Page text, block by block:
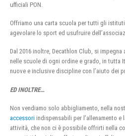
ufficiali PON.
Offriamo una carta scuola per tutti gli
agevolare lo sport ed usufruire
Dal 2016 inoltre, Decathlon Club, si
nelle scuole di ogni ordine e grado, in tutta
nuove e inclusive discipline con l’aiuto dei
ED INOLTRE…
Non vendiamo solo abbigliamento, nella
accessori indispensabili per l’allenamento
attività, che non ci è possibile offrirti nella